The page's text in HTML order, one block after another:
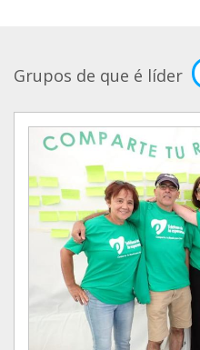
Grupos de que é líder